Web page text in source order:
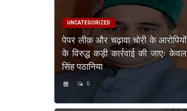
UNCATEGORIZED
पेपर लीक और चढ़ावा चोरी के आरोपियों
के विरुद्ध कड़ी कार्रवाई की जाएः केवल
सिंह पठानिया
0